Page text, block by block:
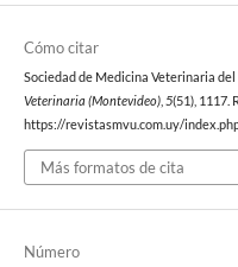
Cómo citar
Sociedad de Medicina Veterinaria del
Veterinaria (Montevideo), 5(51), 1117.
https://revistasmvu.com.uy/
Más formatos de cita
Número